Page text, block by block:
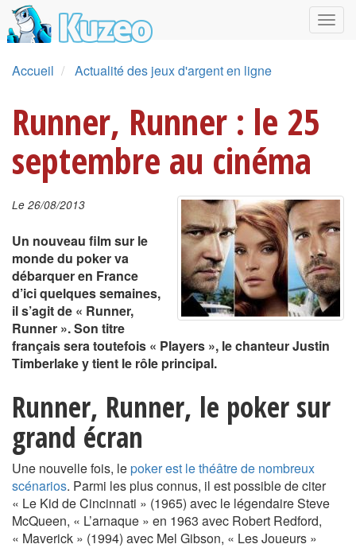
Accueil Actualité des jeux d'argent en ligne
Runner, Runner : le 25
septembre au cinéma
Le 26/08/2013
Un nouveau film sur le
monde du poker va
débarquer en France
d’ici quelques semaines,
il s’agit de « Runner,
Runner ». Son titre
français sera toutefois « Players », le chanteur Justin
Timberlake y tient le rôle principal.
Runner, Runner, le poker sur
grand écran
Une nouvelle fois, lepoker est le théâtre de nombreux
scénarios. Parmi les plus connus, il est possible de citer
« Le Kid de Cincinnati » (1965) avec le légendaire Steve
McQueen, « L’arnaque » en 1963 avec Robert Redford,
« Maverick » (1994) avec Mel Gibson, « Les Joueurs »